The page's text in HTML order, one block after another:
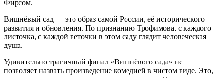
Фирсом.
Вишнёвый сад — это образ самой России, её исторического
развития и обновления. По признанию Трофимова, с каждого
листочка, с каждой веточки в этом саду глядит человеческая
душа.
Удивительно трагичный финал «Вишнёвого сада» не
позволяет назвать произведение комедией в чистом виде. Это,